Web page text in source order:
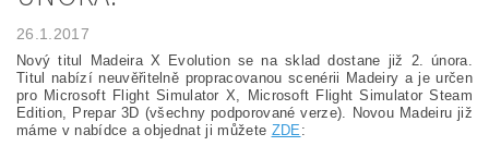
26.1.2017
Nový titul Madeira X Evolution se na sklad dostane již 2. února.
Titul nabízí neuvěřitelně propracovanou scenérii Madeiry a je určen
pro Microsoft Flight Simulator X, Microsoft Flight Simulator Steam
Edition, Prepar 3D (všechny podporované verze). Novou Madeiru již
máme v nabídce a objednat ji můžete ZDE :